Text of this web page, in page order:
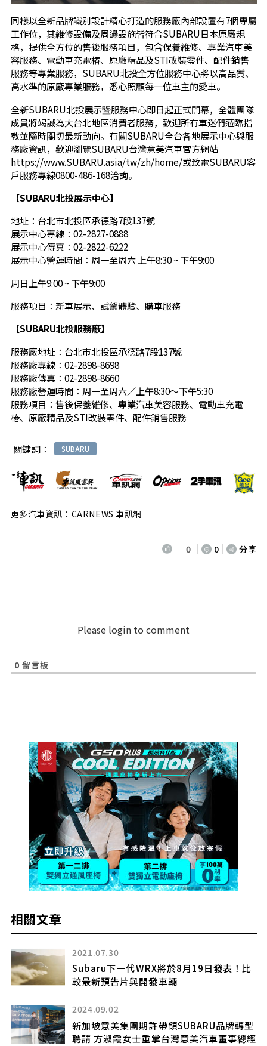
同樣以全新品牌識別設計精心打造的服務廠內部設置有7個專屬
工作位，其維修設備及周邊設施皆符合SUBARU日本原廠規
格，提供全方位的售後服務項目，包含保養維修、專業汽車美
容服務、電動車充電樁、原廠精品及STI改裝零件、配件銷售
服務等專業服務，SUBARU北投全方位服務中心將以高品質、
高水準的原廠專業服務，悉心照顧每一位車主的愛車。
全新SUBARU北投展示暨服務中心即日起正式開幕，全體團隊
成員將竭誠為大台北地區消費者服務，歡迎所有車迷們蒞臨指
教並隨時關切最新動向。有關SUBARU全台各地展示中心與服
務廠資訊，歡迎瀏覽SUBARU台灣意美汽車官方網站
https://www.SUBARU.asia/tw/zh/home/或致電SUBARU客
戶服務專線0800-486-168洽詢。
【SUBARU北投展示中心】
地址：台北市北投區承德路7段137號
展示中心專線：02-2827-0888
展示中心傳真：02-2822-6222
展示中心營運時間：周一至周六 上午8:30 ~ 下午9:00
周日上午9:00 ~ 下午9:00
服務項目：新車展示、試駕體驗、購車服務
【SUBARU北投服務廠】
服務廠地址：台北市北投區承德路7段137號
服務廠專線：02-2898-8698
服務廠傳真：02-2898-8660
服務廠營運時間：周一至周六∕上午8:30～下午5:30
服務項目：售後保養維修、專業汽車美容服務、電動車充電
樁、原廠精品及STI改裝零件、配件銷售服務
關鍵詞： SUBARU
更多汽車資訊：CARNEWS 車訊網
0 0 分享
Please login to comment
0 留言板
相關文章
代WRX將於8月19日發表！比
與開發車輛
團期許帶領SUBARU品牌轉型
女士重掌台灣意美汽車董事總經
SUBARU自家
crossover」
時代前面的名